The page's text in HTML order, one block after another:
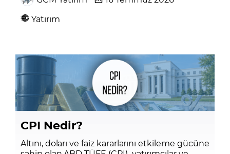
Yatırım
CPI Nedir?
Altını, doları ve faiz kararlarını etkileme gücüne